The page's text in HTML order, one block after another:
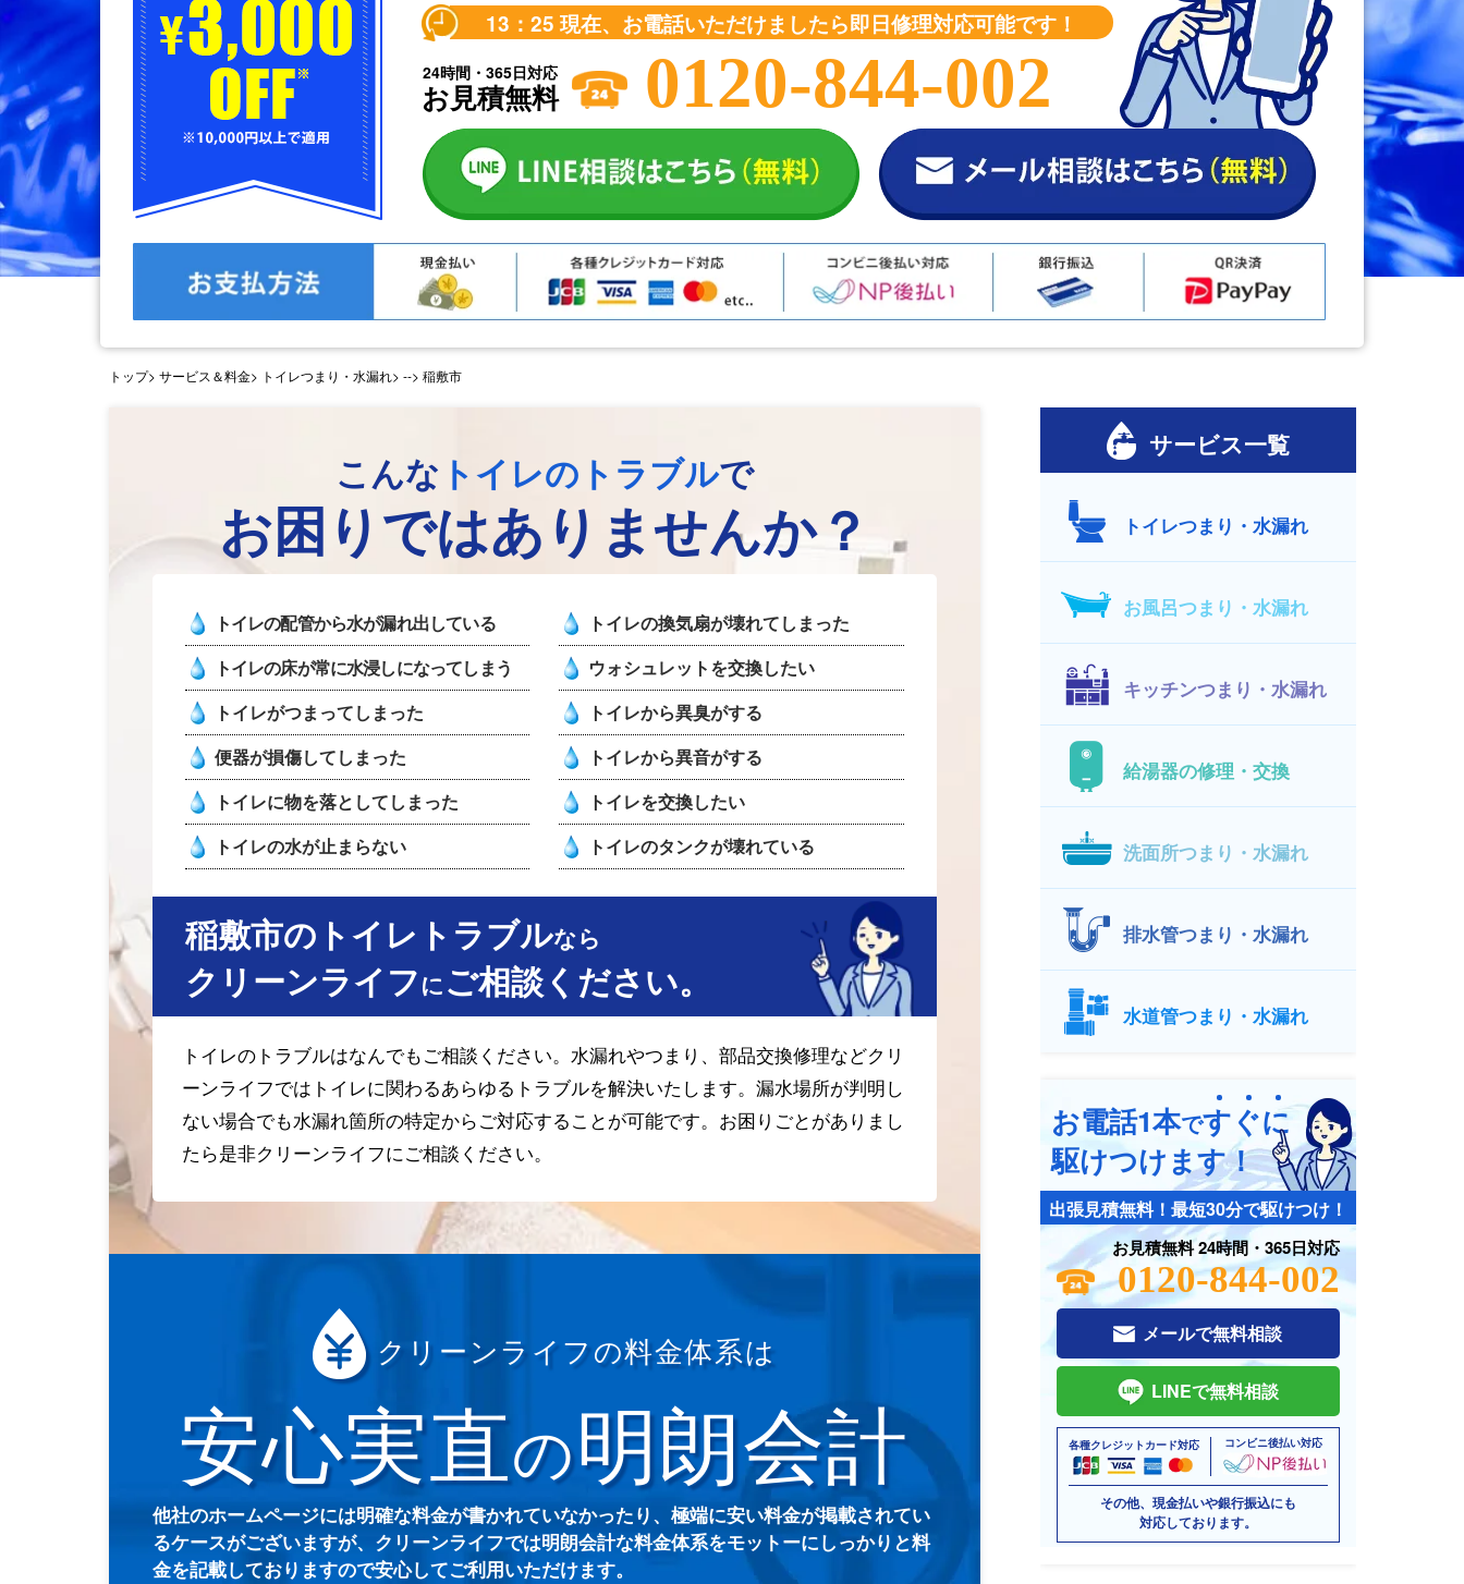
13：25 現在、お電話いただけましたら即日修理対応可能です！
24時間・365日対応
お見積無料 0120-844-002
トップ> サービス＆料金> トイレつまり・水漏れ> --> 稲敷市
こんな トイレのトラブルで
お困りではありませんか？
トイレの配管から水が漏れ出している
トイレの床が常に水浸しになってしまう
トイレがつまってしまった
便器が損傷してしまった
トイレに物を落としてしまった
トイレの水が止まらない
トイレの換気扇が壊れてしまった
ウォシュレットを交換したい
トイレから異臭がする
トイレから異音がする
トイレを交換したい
トイレのタンクが壊れている
稲敷市のトイレトラブルなら
クリーンライフ に ご相談ください。
トイレのトラブルはなんでもご相談ください。水漏れやつまり、部品交換修理などクリ
ーンライフではトイレに関わるあらゆるトラブルを解決いたします。漏水場所が判明し
ない場合でも水漏れ箇所の特定からご対応することが可能です。お困りごとがありまし
たら是非クリーンライフにご相談ください。
クリーンライフの料金体系は
安心実直の明朗会計
他社のホームページには明確な料金が書かれていなかったり、極端に安い料金が掲載されてい
るケースがございますが、クリーンライフでは明朗会計な料金体系をモットーにしっかりと料
金を記載しておりますので安心してご利用いただけます。
サービス一覧
トイレつまり・水漏れ
お風呂つまり・水漏れ
キッチンつまり・水漏れ
給湯器の修理・交換
洗面所つまり・水漏れ
排水管つまり・水漏れ
水道管つまり・水漏れ
お電話1本ですぐに
駆けつけます！
出張見積無料！最短30分で駆けつけ！
お見積無料 24時間・365日対応
0120-844-002
メールで無料相談
LINEで無料相談
各種クレジットカード対応 コンビニ後払い対応
その他、現金払いや銀行振込にも
対応しております。